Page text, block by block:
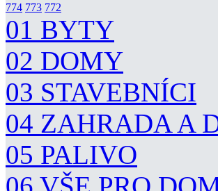
774 773 772
01 BYTY
02 DOMY
03 STAVEBNÍCI
04 ZAHRADA A
05 PALIVO